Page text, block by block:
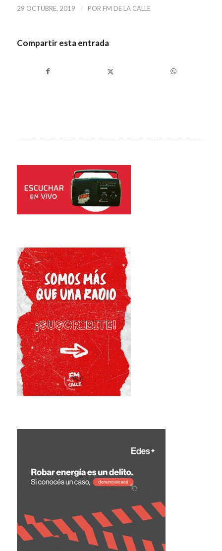
29 OCTUBRE, 2019 / POR FM DE LA CALLE
Compartir esta entrada